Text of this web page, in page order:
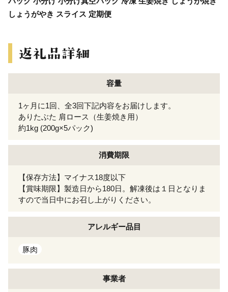
しょうがやき スライス 定期便
容量
1ヶ月に1回、全3回下記内容をお届けします。
ありたぶた 肩ロース（生姜焼き用）
約1kg (200g×5パック)
消費期限
【保存方法】マイナス18度以下
【賞味期限】製造日から180日。解凍後は１日となりま
すので当日中にお召し上がりください。
アレルギー品目
豚肉
事業者